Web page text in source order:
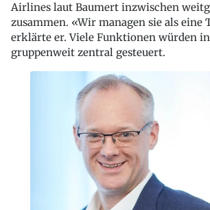
Airlines laut Baumert inzwischen
zusammen. «Wir managen sie als eine
erklärte er. Viele Funktionen würden
gruppenweit zentral gesteuert.